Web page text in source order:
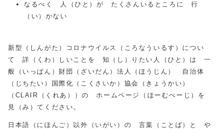
なるべく 人（ひと）が たくさんいるところに 行
（い）かない
新型（しんがた）コロナウイルス（ころなういるす）につい
て 詳（くわ）しいことを 知（し）りたい人（ひと）は 一
般（いっぱん）財団（ざいだん）法人（ほうじん） 自治体
（じちたい）国際化（こくさいか）協会（きょうかい）
（CLAIR（くれあ））の ホームページ（ほーむぺーじ）を
見（み）てください。
日本語（にほんご）以外（いがい）の 言葉（ことば）と や